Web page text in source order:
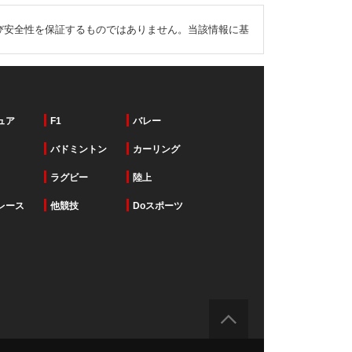
全性を保証するものではありません。当該情報に基
ア F1 バレー
バドミントン カーリング
ラグビー 陸上
ース 他競技 Doスポーツ